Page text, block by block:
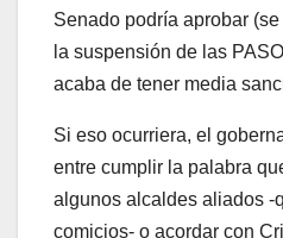
Senado podría aprobar
la suspensión de las
acaba de tener media
Si eso ocurriera, el
entre cumplir la palabra
algunos alcaldes aliados -
comicios- o acordar con